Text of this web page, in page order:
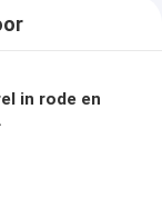
in rode en